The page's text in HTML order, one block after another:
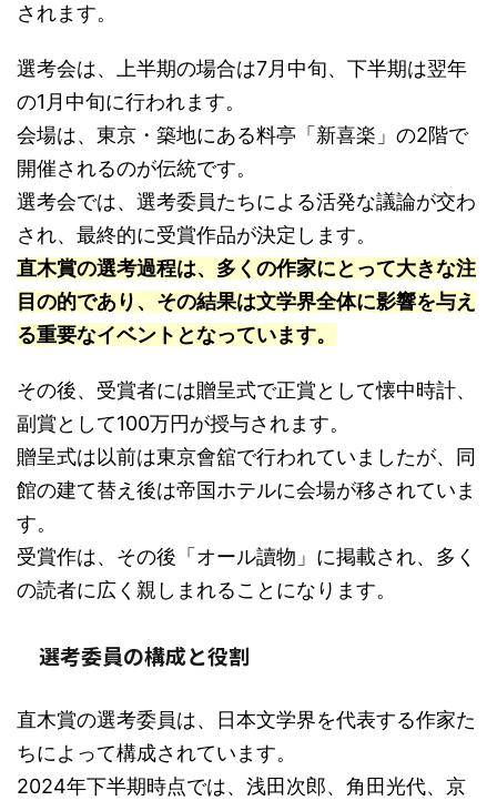
されます。
選考会は、上半期の場合は7月中旬、下半期は翌年
の1月中旬に行われます。
会場は、東京・築地にある料亭「新喜楽」の2階で
開催されるのが伝統です。
選考会では、選考委員たちによる活発な議論が交わ
され、最終的に受賞作品が決定します。
直木賞の選考過程は、多くの作家にとって大きな注
目の的であり、その結果は文学界全体に影響を与え
る重要なイベントとなっています。
その後、受賞者には贈呈式で正賞として懐中時計、
副賞として100万円が授与されます。
贈呈式は以前は東京會舘で行われていましたが、同
館の建て替え後は帝国ホテルに会場が移されていま
す。
受賞作は、その後「オール讀物」に掲載され、多く
の読者に広く親しまれることになります。
選考委員の構成と役割
直木賞の選考委員は、日本文学界を代表する作家た
ちによって構成されています。
2024年下半期時点では、浅田次郎、角田光代、京